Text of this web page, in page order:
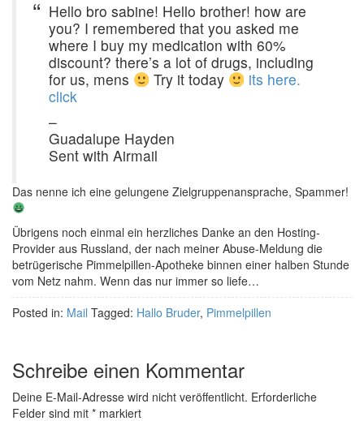
Hello bro sabine! Hello brother! how are
you? I remembered that you asked me
where I buy my medication with 60%
discount? there’s a lot of drugs, including
for us, mens
Try it today
its here.
click
–
Guadalupe Hayden
Sent with Airmail
Das nenne ich eine gelungene Zielgruppenansprache, Spammer!
Übrigens noch einmal ein herzliches Danke an den Hosting-
Provider aus Russland, der nach meiner Abuse-Meldung die
betrügerische Pimmelpillen-Apotheke binnen einer halben Stunde
vom Netz nahm. Wenn das nur immer so liefe…
Posted in: Mail Tagged: Hallo Bruder, Pimmelpillen
Schreibe einen Kommentar
Deine E-Mail-Adresse wird nicht veröffentlicht. Erforderliche
Felder sind mit * markiert